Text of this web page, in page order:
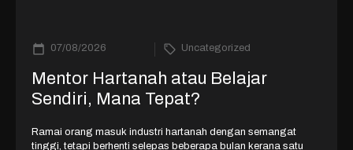
07/08/2026 Uncategorized
Mentor Hartanah atau Belajar
Sendiri, Mana Tepat?
Ramai orang masuk industri hartanah dengan semangat
tinggi, tetapi berhenti selepas beberapa bulan kerana satu